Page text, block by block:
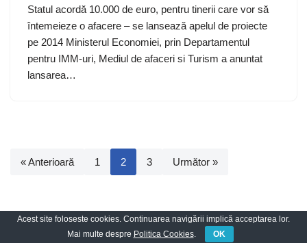
Statul acordă 10.000 de euro, pentru tinerii care vor să
întemeieze o afacere – se lansează apelul de proiecte
pe 2014 Ministerul Economiei, prin Departamentul
pentru IMM-uri, Mediul de afaceri si Turism a anuntat
lansarea…
« Anterioară 1 2 3 Următor »
Neve | Propulsată deWordPress
Acest site foloseste cookies. Continuarea navigării implică acceptarea lor.
Mai multe despre Politica Cookies. OK